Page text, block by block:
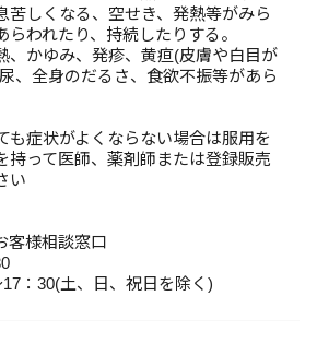
苦しくなる、空せき、発熱等がみら
われたり、持続したりする。
かゆみ、発疹、黄疸(皮膚や白目が
、全身のだるさ、食欲不振等があら
も症状がよくならない場合は服用を
持って医師、薬剤師または登録販売
い
様相談窓口
：30(土、日、祝日を除く)